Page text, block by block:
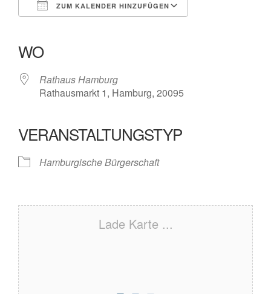
ZUM KALENDER HINZUFÜGEN
WO
Rathaus Hamburg
Rathausmarkt 1, Hamburg, 20095
VERANSTALTUNGSTYP
Hamburgische Bürgerschaft
Lade Karte ...